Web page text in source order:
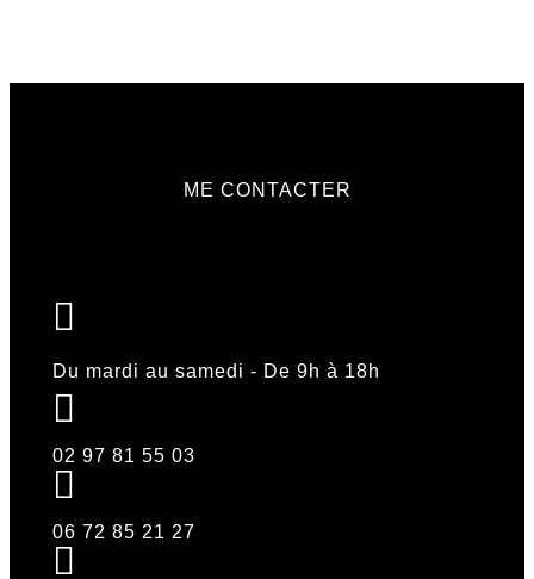
produit
page
ME CONTACTER
Du mardi au samedi - De 9h à 18h
02 97 81 55 03
06 72 85 21 27